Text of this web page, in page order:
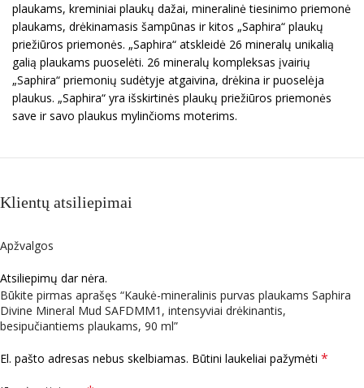
plaukams, kreminiai plaukų dažai, mineralinė tiesinimo priemonė
plaukams, drėkinamasis šampūnas ir kitos „Saphira“ plaukų
priežiūros priemonės. „Saphira“ atskleidė 26 mineralų unikalią
galią plaukams puoselėti. 26 mineralų kompleksas įvairių
„Saphira“ priemonių sudėtyje atgaivina, drėkina ir puoselėja
plaukus. „Saphira“ yra išskirtinės plaukų priežiūros priemonės
save ir savo plaukus mylinčioms moterims.
Klientų atsiliepimai
Apžvalgos
Atsiliepimų dar nėra.
Būkite pirmas aprašęs “Kaukė-mineralinis purvas plaukams Saphira
Divine Mineral Mud SAFDMM1, intensyviai drėkinantis,
besipučiantiems plaukams, 90 ml”
El. pašto adresas nebus skelbiamas. Būtini laukeliai pažymėti *